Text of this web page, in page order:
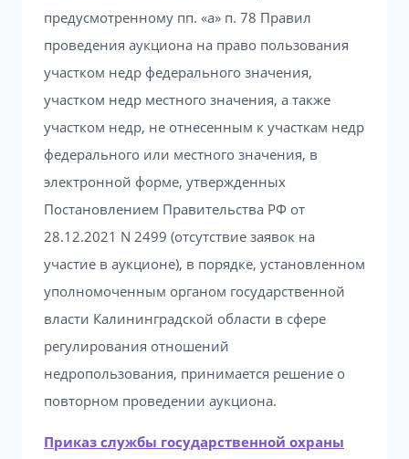
предусмотренному пп. «а» п. 78 Правил
проведения аукциона на право пользования
участком недр федерального значения,
участком недр местного значения, а также
участком недр, не отнесенным к участкам недр
федерального или местного значения, в
электронной форме, утвержденных
Постановлением Правительства РФ от
28.12.2021 N 2499 (отсутствие заявок на
участие в аукционе), в порядке, установленном
уполномоченным органом государственной
власти Калининградской области в сфере
регулирования отношений
недропользования, принимается решение о
повторном проведении аукциона.
Приказ службы государственной охраны